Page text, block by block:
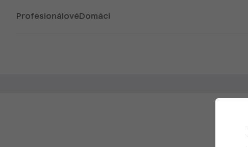
Profesionálové Domácí